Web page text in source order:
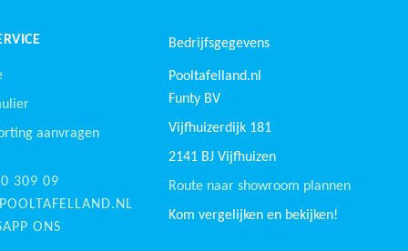
aanvragen
309 09
ONS
Bedrijfsgegevens
Pooltafelland.nl
Funty BV
Vijfhuizerdijk 181
2141 BJ Vijfhuizen
Route naar showroom plannen
Kom vergelijken en bekijken!